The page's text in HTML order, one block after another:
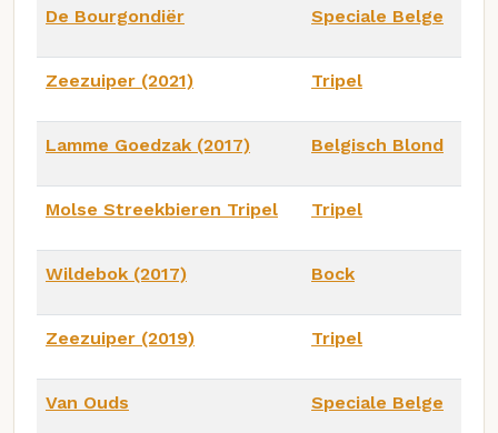
De Bourgondiër Speciale Belge
Zeezuiper (2021) Tripel
Lamme Goedzak (2017) Belgisch Blond
Molse Streekbieren Tripel Tripel
Wildebok (2017) Bock
Zeezuiper (2019) Tripel
Van Ouds Speciale Belge